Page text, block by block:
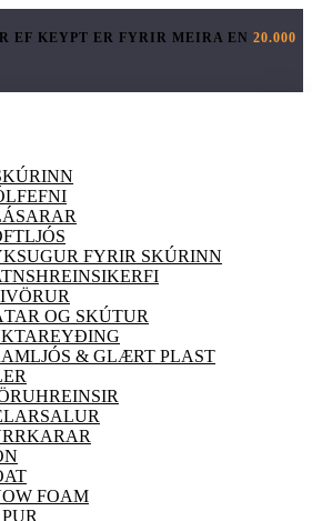
EF KEYPT ER FYRIR MEIRA EN 20.000
FYRIR SKÚRINN
VÖRUR
OG SKÚTUR
& GLÆRT PLAST
FOAM